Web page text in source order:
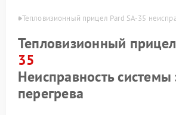
Тепловизионный прицел Pard SA-35
Тепловизионный прицел
35
Неисправность
перегрева